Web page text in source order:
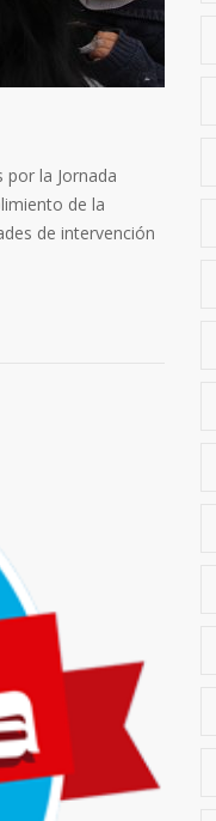
por la Jornada
de la
de intervención